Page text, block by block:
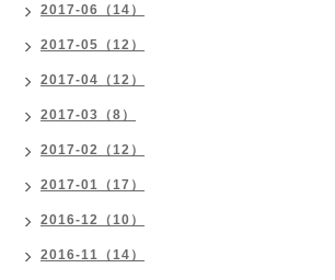
2017-06（14）
2017-05（12）
2017-04（12）
2017-03（8）
2017-02（12）
2017-01（17）
2016-12（10）
2016-11（14）